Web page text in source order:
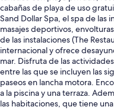
cabañas de playa de uso
Sand Dollar Spa, el spa de las
masajes deportivos,
de las instalaciones (The
internacional y ofrece
mar. Disfruta de las
entre las que se incluyen las
paseos en lancha motora.
a la piscina y una terraza.
las habitaciones, que tiene